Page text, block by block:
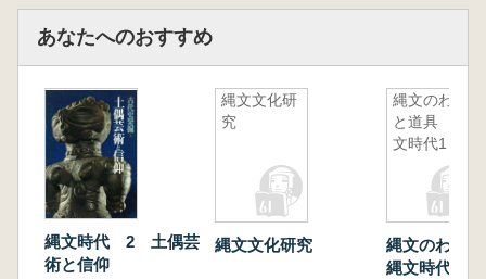
2 かってあそんでひろがって― 陸平貝塚の活
用事例― 馬場信子
遺跡活用を始めるきっかけ― 活用に至る経緯
―
ハンズ・オン陸平
第Ⅴ章 座 談 会 関東地方の貝塚研究 樋
泉岳二・米田 穣・佐々木由香・谷畑美帆
司会:阿部芳郎
霞ヶ浦周辺貝塚関連文献年表 阿部きよ子
あとがき 阿部芳郎
あなたへのおすすめ
縄文時代 2 土偶芸
術と信仰
縄文文化研
究
縄文文化研究
縄文のわざ
と道具 縄
文時代1
縄文のわざ
縄文時代1